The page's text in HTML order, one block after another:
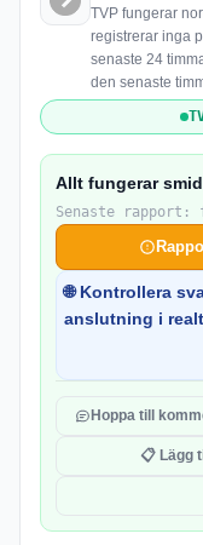
TVP fungerar
registrerar inga
senaste 24
den senaste
Allt fungerar
Senaste rapport:
🌐 Kontrollera
anslutning i
Hoppa till
📋 Lägg